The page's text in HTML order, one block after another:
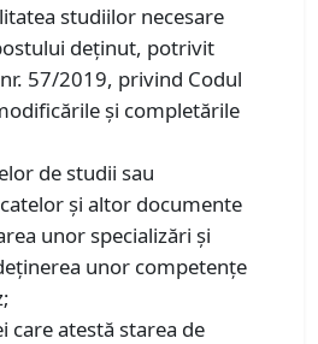
studiilor necesare
deținut, potrivit
57/2019, privind Codul
şi completările
de studii sau
și altor documente
unor specializări și
unor competențe
care atestă starea de